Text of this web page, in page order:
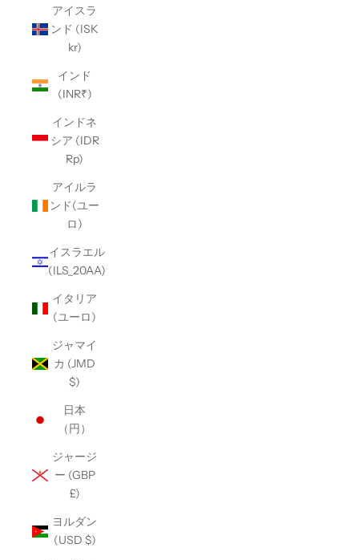
アイスラ
ンド (ISK
kr)
インド
(INR₹)
インドネ
シア (IDR
Rp)
アイルラ
ンド(ユー
ロ)
イスラエル
(ILS_20AA)
イタリア
(ユーロ)
ジャマイ
カ (JMD
$)
日本
（円）
ジャージ
ー (GBP
£)
ヨルダン
(USD $)